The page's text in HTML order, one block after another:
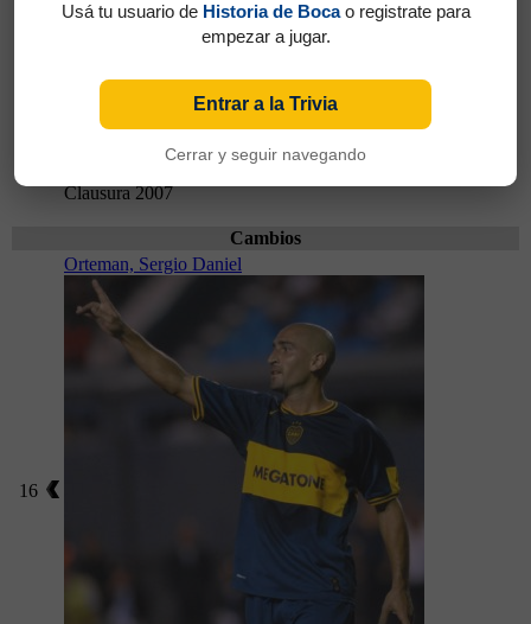
Clausura 2007
Cambios
16
Orteman, Sergio Daniel
Usá tu usuario de Historia de Bocao registrate para
empezar a jugar.
Entrar a la Trivia
Cerrar y seguir navegando